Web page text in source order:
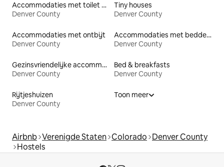
Accommodaties met toilet op toegankelijke hoogte
Denver County
Tiny houses
Denver County
Accommodaties met ontbijt
Denver County
Accommodaties met bedden op toegankelijke hoogte
Denver County
Gezinsvriendelijke accommodaties
Denver County
Bed & breakfasts
Denver County
Rijtjeshuizen
Denver County
Toon meer
Airbnb Verenigde Staten Colorado Denver County
Hostels